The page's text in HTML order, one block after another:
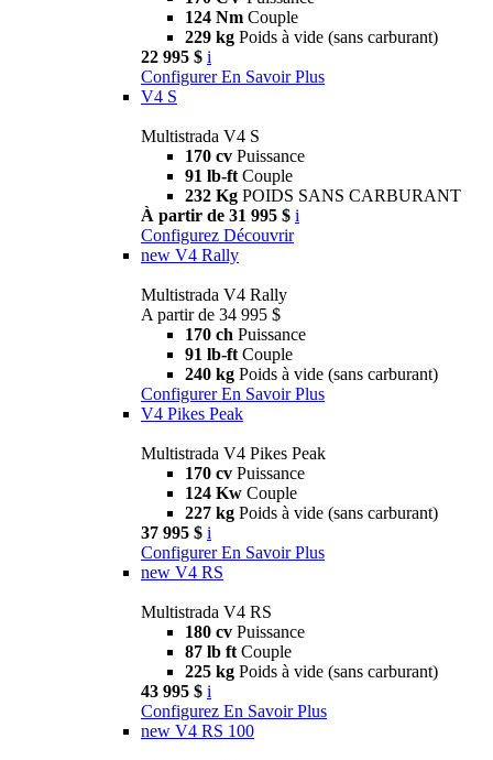
124 Nm Couple
229 kg Poids à vide (sans carburant)
22 995 $ i
Configurer En Savoir Plus
V4 S
Multistrada V4 S
170 cv Puissance
91 lb-ft Couple
232 Kg POIDS SANS CARBURANT
À partir de 31 995 $ i
Configurez Découvrir
new V4 Rally
Multistrada V4 Rally
A partir de 34 995 $
170 ch Puissance
91 lb-ft Couple
240 kg Poids à vide (sans carburant)
Configurer En Savoir Plus
V4 Pikes Peak
Multistrada V4 Pikes Peak
170 cv Puissance
124 Kw Couple
227 kg Poids à vide (sans carburant)
37 995 $ i
Configurer En Savoir Plus
new V4 RS
Multistrada V4 RS
180 cv Puissance
87 lb ft Couple
225 kg Poids à vide (sans carburant)
43 995 $ i
Configurez En Savoir Plus
new V4 RS 100